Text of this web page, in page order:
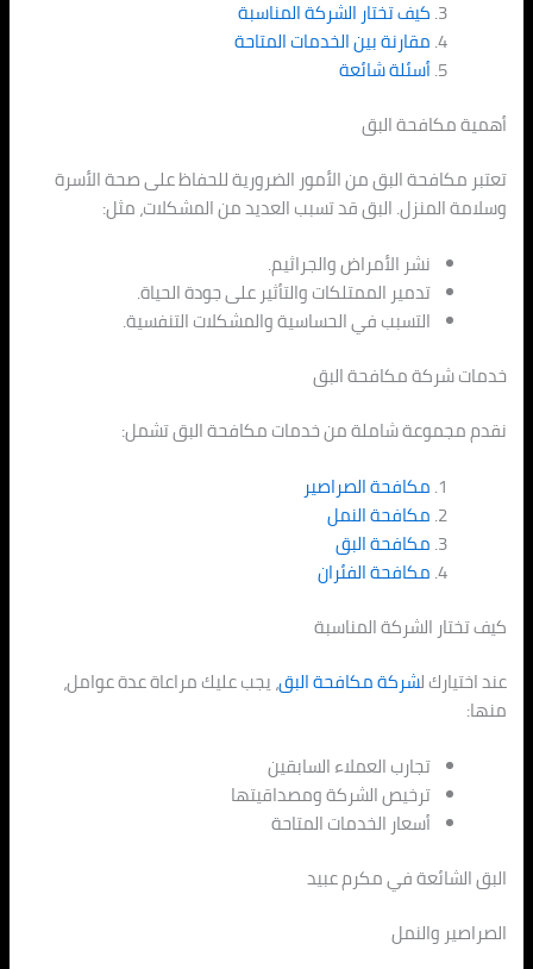
كيف تختار الشركة المناسبة
مقارنة بين الخدمات المتاحة
أسئلة شائعة
أهمية مكافحة البق
تعتبر مكافحة البق من الأمور الضرورية للحفاظ على صحة الأسرة
وسلامة المنزل. البق قد تسبب العديد من المشكلات، مثل:
نشر الأمراض والجراثيم.
تدمير الممتلكات والتأثير على جودة الحياة.
التسبب في الحساسية والمشكلات التنفسية.
خدمات شركة مكافحة البق
نقدم مجموعة شاملة من خدمات مكافحة البق تشمل:
مكافحة الصراصير
مكافحة النمل
مكافحة البق
مكافحة الفئران
كيف تختار الشركة المناسبة
عند اختيارك لشركة مكافحة البق، يجب عليك مراعاة عدة عوامل،
منها:
تجارب العملاء السابقين
ترخيص الشركة ومصداقيتها
أسعار الخدمات المتاحة
البق الشائعة في مكرم عبيد
الصراصير والنمل